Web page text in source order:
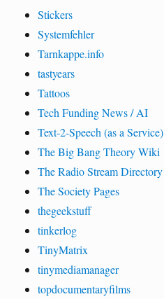
Stickers
Systemfehler
Tarnkappe.info
tastyears
Tattoos
Tech Funding News / AI
Text-2-Speech (as a Service)
The Big Bang Theory Wiki
The Radio Stream Directory
The Society Pages
thegeekstuff
tinkerlog
TinyMatrix
tinymediamanager
topdocumentaryfilms